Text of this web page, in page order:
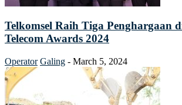
Telkomsel Raih Tiga Penghargaan
Telecom Awards 2024
Operator Galing - March 5, 2024